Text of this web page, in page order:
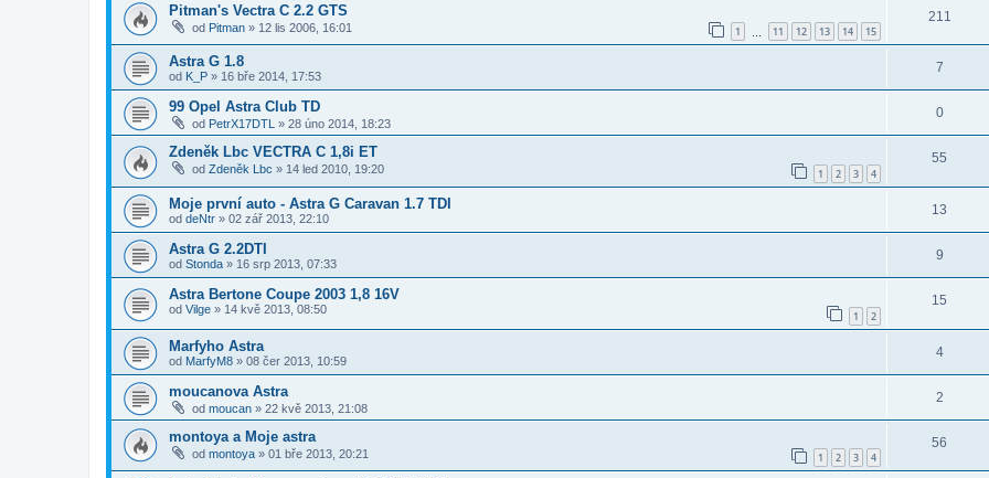
Pitman's Vectra C 2.2 GTS
od Pitman » 12 lis 2006, 16:01 1 11 12 13 14 15
211
Astra G 1.8
od K_P » 16 bře 2014, 17:53
7
99 Opel Astra Club TD
od PetrX17DTL » 28 úno 2014, 18:23
0
Zdeněk Lbc VECTRA C 1,8i ET
od Zdeněk Lbc » 14 led 2010, 19:20 1 2 3 4
55
Moje první auto - Astra G Caravan 1.7 TDI
od deNtr » 02 zář 2013, 22:10
13
Astra G 2.2DTI
od Stonda » 16 srp 2013, 07:33
9
Astra Bertone Coupe 2003 1,8 16V
od Vilge » 14 kvě 2013, 08:50 1 2
15
Marfyho Astra
od MarfyM8 » 08 čer 2013, 10:59
4
moucanova Astra
od moucan » 22 kvě 2013, 21:08
2
montoya a Moje astra
od montoya » 01 bře 2013, 20:21 1 2 3 4
56